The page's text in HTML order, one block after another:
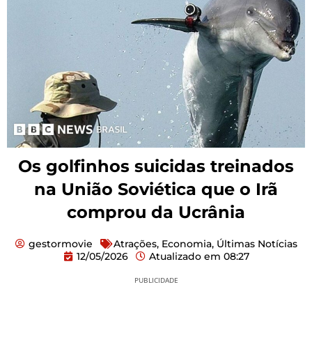
Os golfinhos suicidas treinados
na União Soviética que o Irã
comprou da Ucrânia
gestormovie Atrações, Economia, Últimas Notícias
12/05/2026
Atualizado em 08:27
PUBLICIDADE